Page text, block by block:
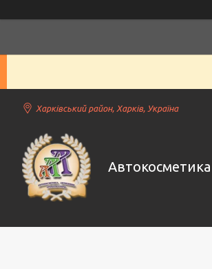
Харківський район, Харків, Україна